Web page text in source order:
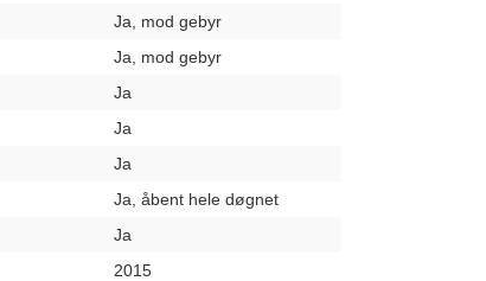
Ja, mod gebyr
Ja, mod gebyr
Ja
Ja
Ja
Ja, åbent hele døgnet
Ja
2015